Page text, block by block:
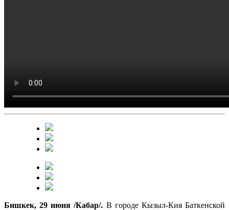
Бишкек, 29 июня /Кабар/. В городе Кызыл-Кия Баткенской